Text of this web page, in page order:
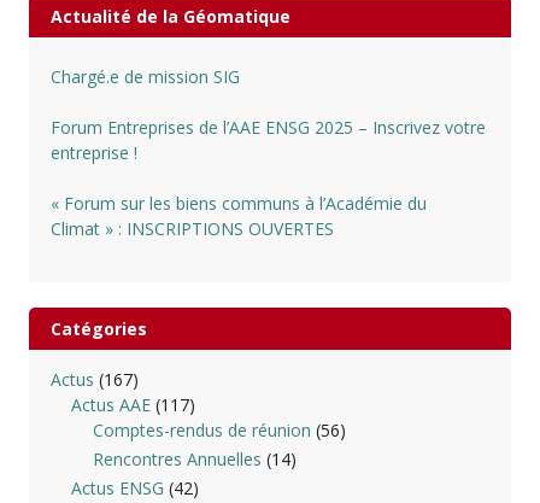
Actualité de la Géomatique
Chargé.e de mission SIG
Forum Entreprises de l’AAE ENSG 2025 – Inscrivez votre
entreprise !
« Forum sur les biens communs à l’Académie du
Climat » : INSCRIPTIONS OUVERTES
Catégories
Actus (167)
Actus AAE (117)
Comptes-rendus de réunion (56)
Rencontres Annuelles (14)
Actus ENSG (42)